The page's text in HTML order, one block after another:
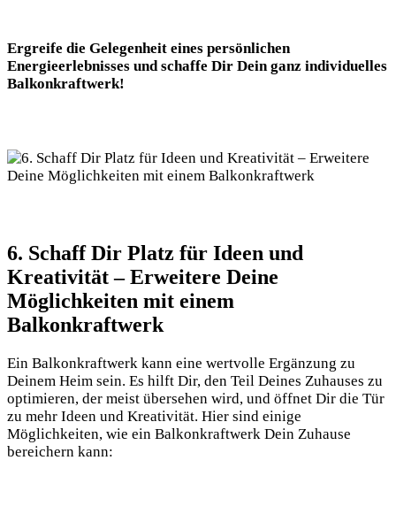
Ergreife die Gelegenheit eines persönlichen
Energieerlebnisses und schaffe Dir Dein ganz individuelles
Balkonkraftwerk!
6. Schaff Dir Platz für Ideen und
Kreativität –‌ Erweitere‌ Deine
Möglichkeiten mit einem
Balkonkraftwerk
Ein Balkonkraftwerk kann eine wertvolle Ergänzung zu
Deinem Heim sein. Es ‌hilft Dir, den Teil Deines Zuhauses zu
optimieren, der‌ meist übersehen wird, und öffnet Dir die Tür
zu mehr ⁤Ideen ⁤und Kreativität. Hier sind ⁢einige
Möglichkeiten, wie ein Balkonkraftwerk Dein Zuhause
bereichern kann: